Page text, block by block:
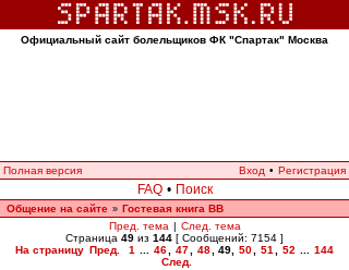
Официальный сайт болельщиков ФК "Спартак" Москва
Полная версия Вход • Регистрация
FAQ • Поиск
Общение на сайте » Гостевая книга ВВ
Пред. тема | След. тема
Страница 49 из 144 [ Сообщений: 7154 ]
На страницу Пред. 1 46 47 48 49 50 51 52
144
След.